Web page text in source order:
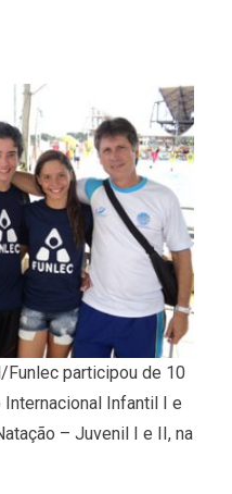
Funlec participou de 10
Infantil I e
– Juvenil I e II, na